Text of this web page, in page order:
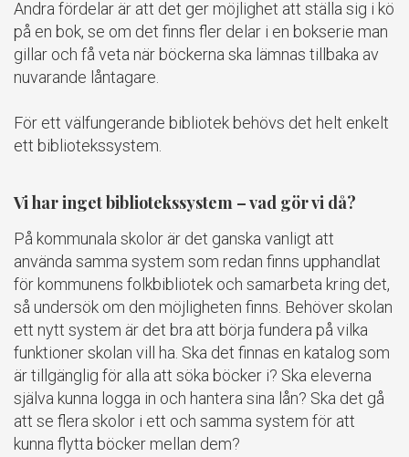
Andra fördelar är att det ger möjlighet att ställa sig i kö
på en bok, se om det finns fler delar i en bokserie man
gillar och få veta när böckerna ska lämnas tillbaka av
nuvarande låntagare.
För ett välfungerande bibliotek behövs det helt enkelt
ett bibliotekssystem.
Vi har inget bibliotekssystem – vad gör vi då?
På kommunala skolor är det ganska vanligt att
använda samma system som redan finns upphandlat
för kommunens folkbibliotek och samarbeta kring det,
så undersök om den möjligheten finns. Behöver skolan
ett nytt system är det bra att börja fundera på vilka
funktioner skolan vill ha. Ska det finnas en katalog som
är tillgänglig för alla att söka böcker i? Ska eleverna
själva kunna logga in och hantera sina lån? Ska det gå
att se flera skolor i ett och samma system för att
kunna flytta böcker mellan dem?